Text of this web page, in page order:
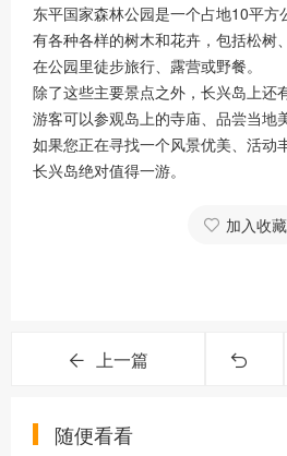
东平国家森林公园是一个占地10平方
有各种各样的树木和花卉，包括松树
在公园里徒步旅行、露营或野餐。
除了这些主要景点之外，长兴岛上还
游客可以参观岛上的寺庙、品尝当地
如果您正在寻找一个风景优美、活动
长兴岛绝对值得一游。
加入收藏
上一篇
随便看看